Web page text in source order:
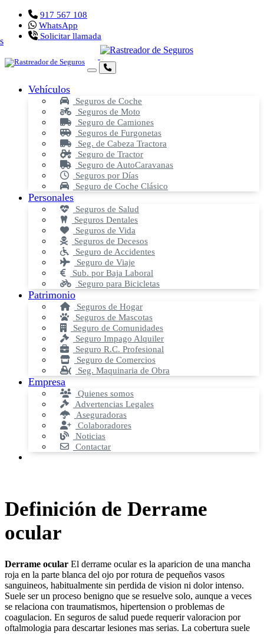
917 567 108
WhatsApp
Solicitar llamada
Vehículos
Seguros de Coche
Seguros de Moto
Seguro de Camiones
Seguros de Furgonetas
Seg. de Cabeza Tractora
Seguro de Tractor
Seguro de AutoCaravanas
Seguros por Días
Seguro de Coche Clásico
Personales
Seguros de Salud
Seguros Dentales
Seguros de Vida
Seguros de Decesos
Seguro de Accidentes
Seguro de Viaje
Sub. por Baja Laboral
Seguro para Bicicletas
Patrimonio
Seguros de Hogar
Seguros de Mascotas
Seguro de Comunidades
Seguro Impago Alquiler
Seguro R.C. Profesional
Seguro de Comercios
Seg. Maquinaria de Obra
Empresa
Quienes somos
Advertencias Legales
Aseguradoras
Colaboradores
Noticias
Contactar
Definición de Derrame
ocular
Derrame ocular El derrame ocular es la aparicion de una mancha
roja en la parte blanca del ojo por rotura de pequeños vasos
sanguineos, habitualmente sin perdida de vision ni dolor intenso.
Suele ser un proceso benigno que se resuelve solo, aunque a veces
se relaciona con traumatismos, hipertension o problemas de
coagulacion. En seguros de salud puede requerir valoracion por
oftalmologia para descartar lesiones mas serias. La cobertura suele